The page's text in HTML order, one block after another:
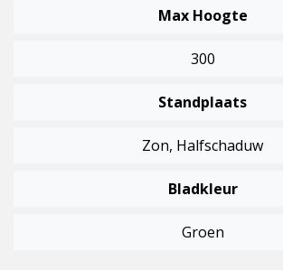
Max Hoogte
300
Standplaats
Zon, Halfschaduw
Bladkleur
Groen